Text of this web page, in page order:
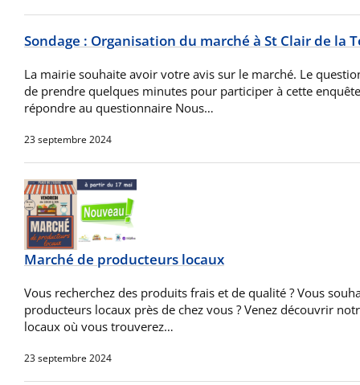
Sondage : Organisation du marché à St Clair de la
La mairie souhaite avoir votre avis sur le marché. Le
de prendre quelques minutes pour participer à cette
répondre au questionnaire Nous…
23 septembre 2024
Marché de producteurs locaux
Vous recherchez des produits frais et de qualité ? Vous
producteurs locaux près de chez vous ? Venez découvrir
locaux où vous trouverez…
23 septembre 2024